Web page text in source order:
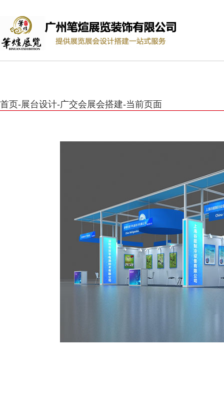
首页-展台设计-广交会展会搭建-当前页面